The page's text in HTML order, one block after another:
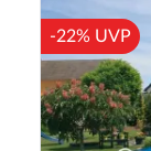
-22% UVP